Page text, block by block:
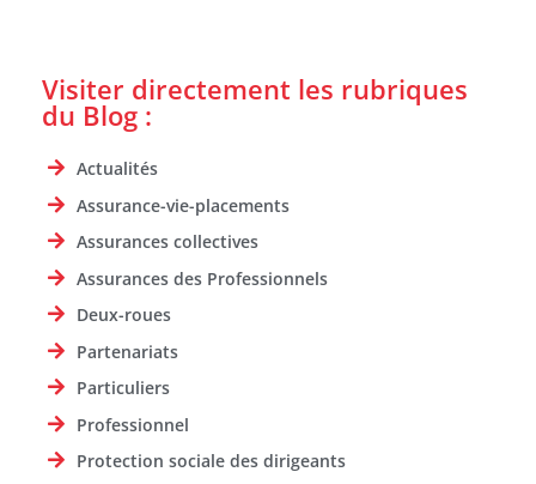
Visiter directement les rubriques
du Blog :
Actualités
Assurance-vie-placements
Assurances collectives
Assurances des Professionnels
Deux-roues
Partenariats
Particuliers
Professionnel
Protection sociale des dirigeants